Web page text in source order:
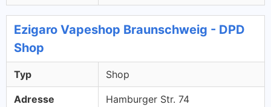
Ezigaro Vapeshop Braunschweig - DPD
Shop
Typ Shop
Adresse
Hamburger Str. 74